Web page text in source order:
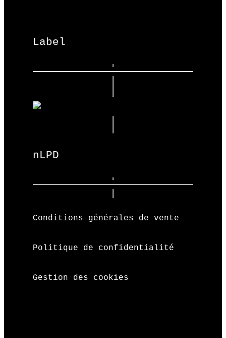
Label
nLPD
Conditions générales de vente
Politique de confidentialité
Gestion des cookies